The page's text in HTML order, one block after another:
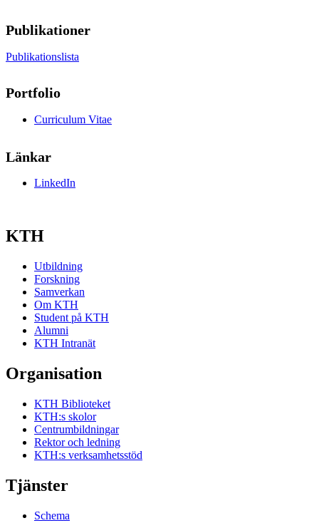
Publikationer
Publikationslista
Portfolio
Curriculum Vitae
Länkar
LinkedIn
KTH
Utbildning
Forskning
Samverkan
Om KTH
Student på KTH
Alumni
KTH Intranät
Organisation
KTH Biblioteket
KTH:s skolor
Centrumbildningar
Rektor och ledning
KTH:s verksamhetsstöd
Tjänster
Schema